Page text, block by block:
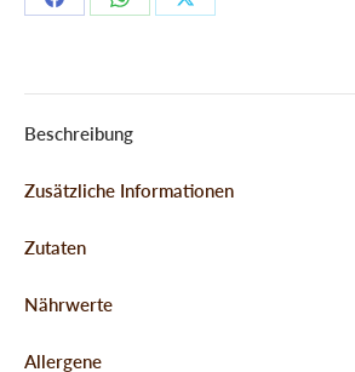
Teilen Teilen Teilen
Beschreibung
Zusätzliche Informationen
Zutaten
Nährwerte
Allergene